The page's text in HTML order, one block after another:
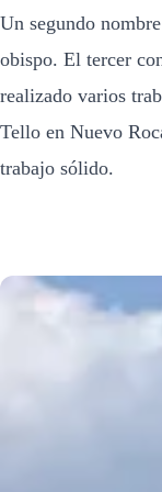
Un segundo
obispo. El tercer
realizado varios
Tello en Nuevo
trabajo sólido.